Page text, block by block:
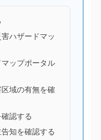
ハザードマッ
ップポータル
域の有無を確
認する
知を確認する